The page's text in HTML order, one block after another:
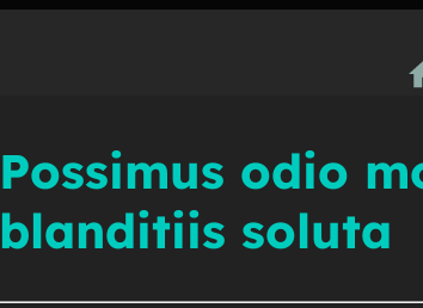
Possimus odio
blanditiis soluta